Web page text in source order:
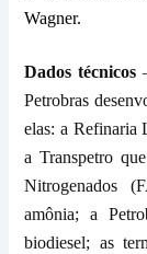
Wagner.
Dados técnicos
Petrobras
elas: a
a Transpetro
Nitrogenados
amônia; a
biodiesel; as